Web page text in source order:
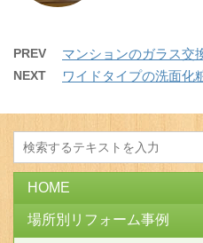
PREV マンションのガラス交
NEXT ワイドタイプの洗面化
HOME
場所別リフォーム事例